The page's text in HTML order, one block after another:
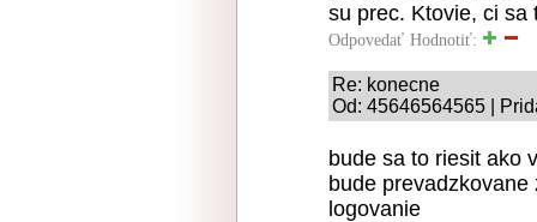
su prec. Ktovie, ci sa
Odpovedať Hodnotiť:
Re: konecne
Od: 45646564565 |
bude sa to riesit ako
bude
logovanie